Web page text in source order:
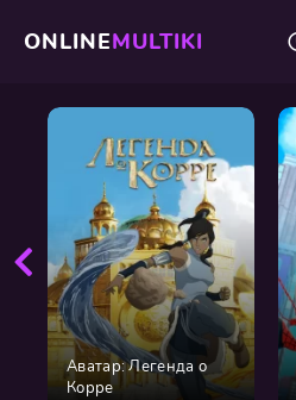
ONLINEMULTIKI
Аватар: Легенда о
Корре